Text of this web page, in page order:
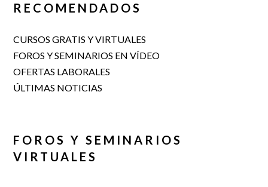
RECOMENDADOS
CURSOS GRATIS Y VIRTUALES
FOROS Y SEMINARIOS EN VÍDEO
OFERTAS LABORALES
ÚLTIMAS NOTICIAS
FOROS Y SEMINARIOS
VIRTUALES